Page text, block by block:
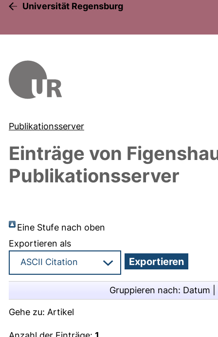
Universität Regensburg
Publikationsserver
Einträge von
Publikationsserver
Eine Stufe nach oben
Exportieren als
Gruppieren nach: Datum
Gehe zu: Artikel